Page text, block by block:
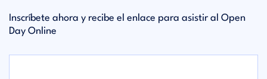
Inscríbete ahora y recibe el enlace para asistir al Open
Day Online